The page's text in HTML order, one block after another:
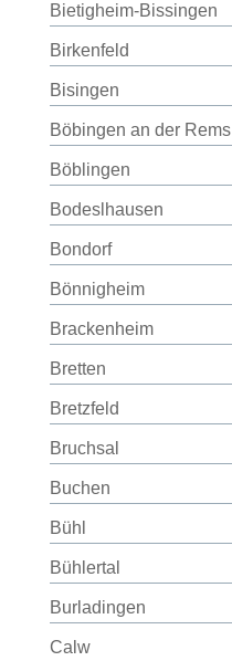
Bietigheim-Bissingen
Birkenfeld
Bisingen
Böbingen an der Rems
Böblingen
Bodeslhausen
Bondorf
Bönnigheim
Brackenheim
Bretten
Bretzfeld
Bruchsal
Buchen
Bühl
Bühlertal
Burladingen
Calw